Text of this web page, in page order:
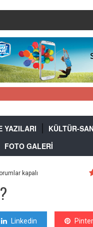
YAZILARI KÜLTÜR-
FOTO GALERİ
kapalı
Linkedin